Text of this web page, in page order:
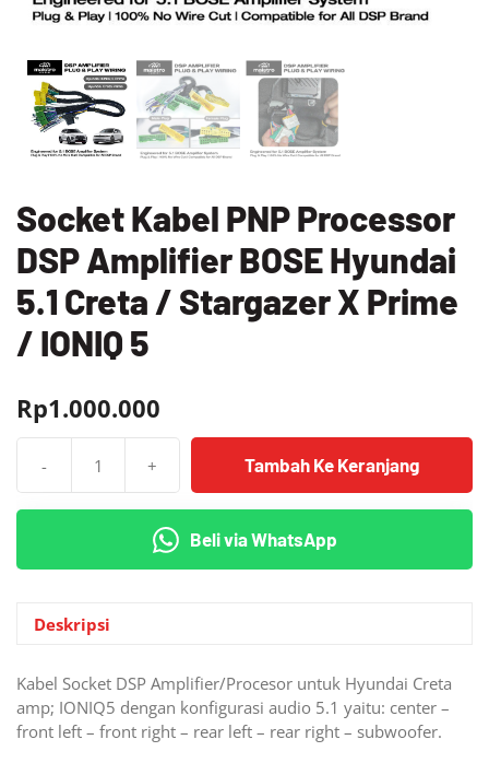
Socket Kabel PNP Processor
DSP Amplifier BOSE Hyundai
5.1 Creta / Stargazer X Prime
/ IONIQ 5
Rp1.000.000
-
Socket
PNP
Processor
5.1
Creta
/
+ Tambah Ke Keranjang
Beli via WhatsApp
Deskripsi
Kabel Socket DSP Amplifier/Procesor untuk Hyundai Creta
amp; IONIQ5 dengan konfigurasi audio 5.1 yaitu: center –
front left – front right – rear left – rear right – subwoofer.